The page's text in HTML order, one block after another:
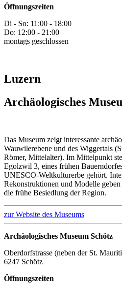
Öffnungszeiten
Di - So: 11:00 - 18:00
Do: 12:00 - 21:00
montags geschlossen
Luzern
Archäologisches
Das Museum zeigt interessante
Wauwilerebene und des Wiggertals
Römer, Mittelalter). Im Mittelpunkt
Egolzwil 3, eines frühen
UNESCO-Weltkulturerbe gehört.
Rekonstruktionen und Modelle
die frühe Besiedlung der Region.
zur Website des Museums
Archäologisches Museum Schötz
Oberdorfstrasse (neben der St.
6247 Schötz
Öffnungszeiten